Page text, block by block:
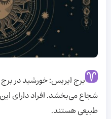
برج ایریس: خورشید در برج
شجاع می‌بخشد. افراد دارای
طبیعی هستند.